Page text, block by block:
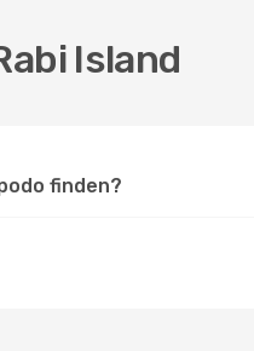
Island
finden?